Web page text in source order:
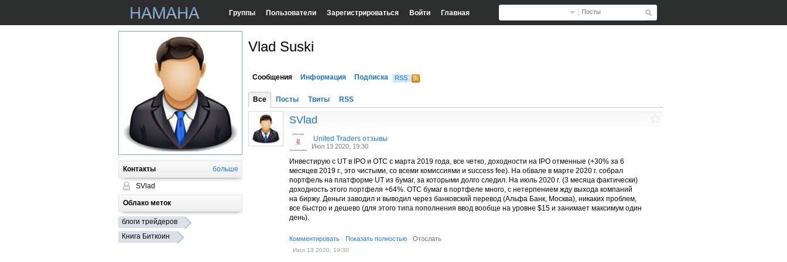
Посты
Группы Пользователи Зарегистрироваться Войти Главная
Контакты больше
SVlad
Облако меток
блоги трейдеров
Книга Биткоин
Vlad Suski
Сообщения Информация Подписка RSS
Все Посты Твиты RSS
SVlad
United Traders отзывы
Июл 13 2020, 19:30
Инвестирую с UT в IPO и OTC c марта 2019 года, все четко, доходности на IPO отменные (+30% за 6
месяцев 2019 г., это чистыми, со всеми комиссиями и success fee). На обвале в марте 2020 г. собрал
портфель на платформе UT из бумаг, за которыми долго следил. На июль 2020 г. (3 месяца фактически)
доходность этого портфеля +64%. OTC бумаг в портфеле много, с нетерпением жду выхода компаний
на биржу. Деньги заводил и выводил через банковский перевод (Альфа Банк, Москва), никаких проблем,
все быстро и дешево (для этого типа пополнения ввод вообще на уровне $15 и занимает максимум один
день).
Комментировать · Показать полностью · Отослать
Июл 13 2020, 19:30